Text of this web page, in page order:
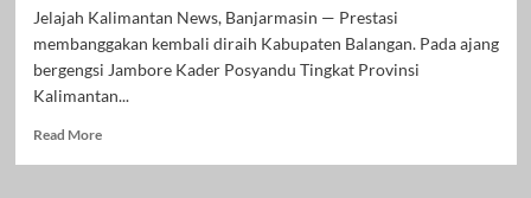
Kunci”
Jelajah Kalimantan News, Banjarmasin — Prestasi
membanggakan kembali diraih Kabupaten Balangan. Pada ajang
bergengsi Jambore Kader Posyandu Tingkat Provinsi
Kalimantan...
Read MoreRead